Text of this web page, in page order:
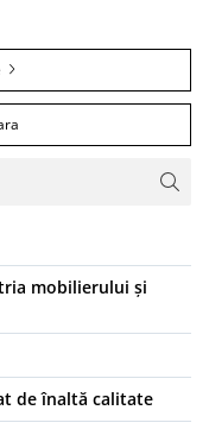
mobilierului și
de înaltă calitate